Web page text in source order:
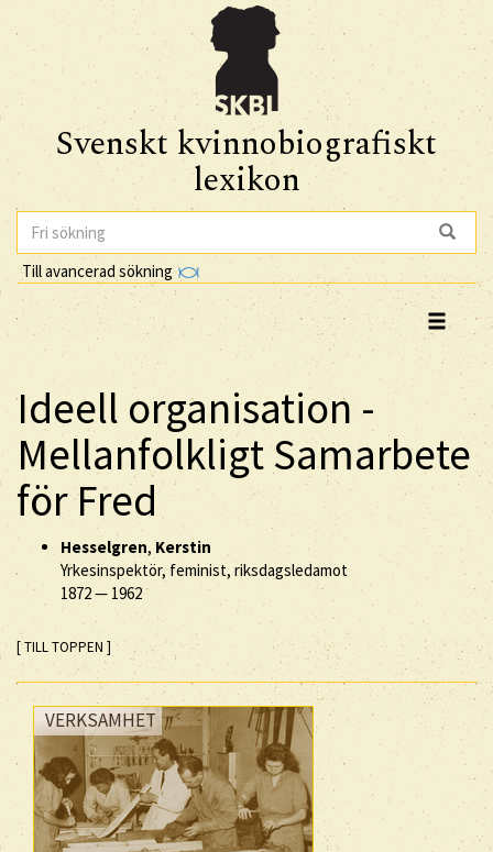
Svenskt kvinnobiografiskt
lexikon
Till avancerad sökning
Ideell organisation -
Mellanfolkligt Samarbete
för Fred
Hesselgren, Kerstin
Yrkesinspektör, feminist, riksdagsledamot
1872— 1962
[ TILL TOPPEN ]
VERKSAMHET